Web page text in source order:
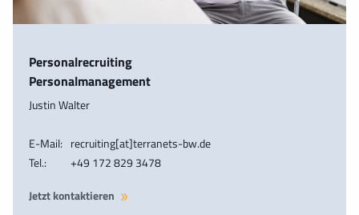
Personalrecruiting
Personalmanagement
Justin Walter
E-Mail: recruiting[at]terranets-bw.de
Tel.:
+49 172 829 3478
Jetzt kontaktieren